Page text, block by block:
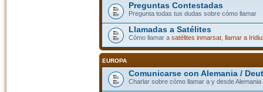
Preguntas Contestadas
Pregunta todas tus dudas sobre cómo llamar
Llamadas a Satélites
Cómo llamar a satélites inmarsat, llamar a
EUROPA
Comunicarse con Alemania /
Charlar sobre cómo llamar a y desde Alemania